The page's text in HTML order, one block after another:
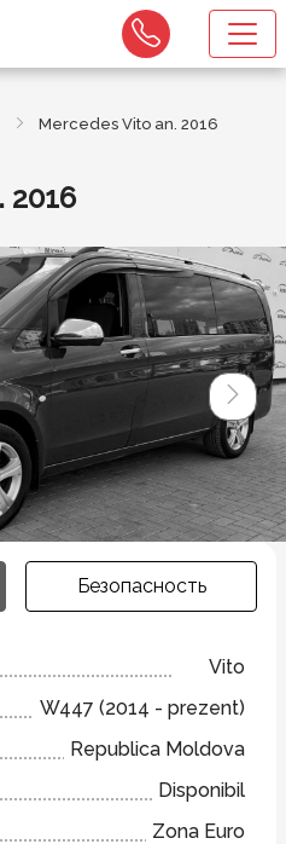
Mercedes Vito an. 2016
2016
Безопасность
Vito
W447 (2014 - prezent)
Republica Moldova
Disponibil
Zona Euro